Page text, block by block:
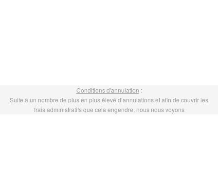
Conditions d'annulation :
Suite à un nombre de plus en plus élevé d’annulations et afin de couvrir les
frais administratifs que cela engendre, nous nous voyons